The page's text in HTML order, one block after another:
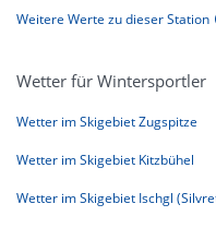
Weitere Werte zu dieser Station
Wetter für Wintersportler
Wetter im Skigebiet Zugspitze
Wetter im Skigebiet Kitzbühel
Wetter im Skigebiet Ischgl